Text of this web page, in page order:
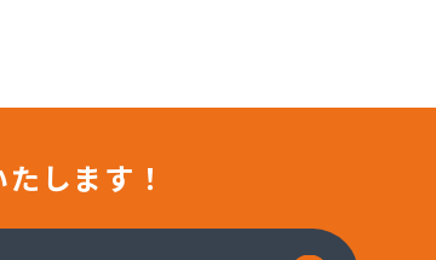
します！